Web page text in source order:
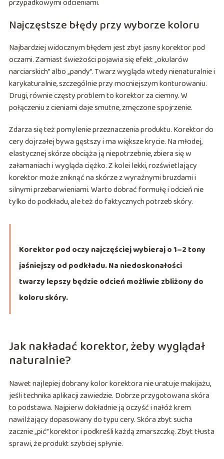
przypadkowymi odcieniami.
Najczęstsze błędy przy wyborze koloru
Najbardziej widocznym błędem jest zbyt jasny korektor pod
oczami. Zamiast świeżości pojawia się efekt „okularów
narciarskich” albo „pandy”. Twarz wygląda wtedy nienaturalnie i
karykaturalnie, szczególnie przy mocniejszym konturowaniu.
Drugi, równie częsty problem to korektor za ciemny. W
połączeniu z cieniami daje smutne, zmęczone spojrzenie.
Zdarza się też pomylenie przeznaczenia produktu. Korektor do
cery dojrzałej bywa gęstszy i ma większe krycie. Na młodej,
elastycznej skórze obciąża ją niepotrzebnie, zbiera się w
załamaniach i wygląda ciężko. Z kolei lekki, rozświetlający
korektor może zniknąć na skórze z wyraźnymi bruzdami i
silnymi przebarwieniami. Warto dobrać formułę i odcień nie
tylko do podkładu, ale też do faktycznych potrzeb skóry.
Korektor pod oczy najczęściej wybieraj o 1–2 tony
jaśniejszy od podkładu. Na niedoskonałości
twarzy lepszy będzie odcień możliwie zbliżony do
koloru skóry.
Jak nakładać korektor, żeby wyglądał
naturalnie?
Nawet najlepiej dobrany kolor korektora nie uratuje makijażu,
jeśli technika aplikacji zawiedzie. Dobrze przygotowana skóra
to podstawa. Najpierw dokładnie ją oczyść i nałóż krem
nawilżający dopasowany do typu cery. Skóra zbyt sucha
zacznie „pić” korektor i podkreśli każdą zmarszczkę. Zbyt tłusta
sprawi, że produkt szybciej spłynie.